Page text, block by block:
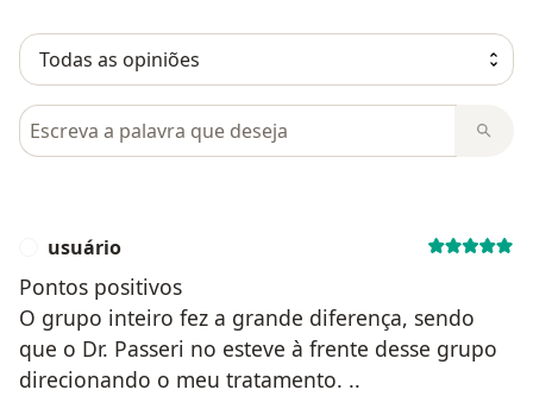
Pesquisar em opiniões
usuário
Pontos positivos
O grupo inteiro fez a grande diferença, sendo
que o Dr. Passeri no esteve à frente desse grupo
direcionando o meu tratamento. ..